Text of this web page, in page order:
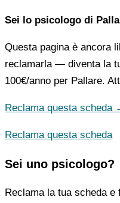
Sei lo psicologo di
Questa pagina è ancora
reclamarla — diventa la
100€/anno per Pallare.
Reclama questa scheda
Reclama questa scheda
Sei uno psicologo?
Reclama la tua scheda